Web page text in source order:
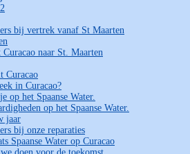
bij vertrek vanaf St Maarten
naar St. Maarten
Curacao
in Curacao?
op het Spaanse Water.
op het Spaanse Water.
jaar
bij onze reparaties
Spaanse Water op Curacao